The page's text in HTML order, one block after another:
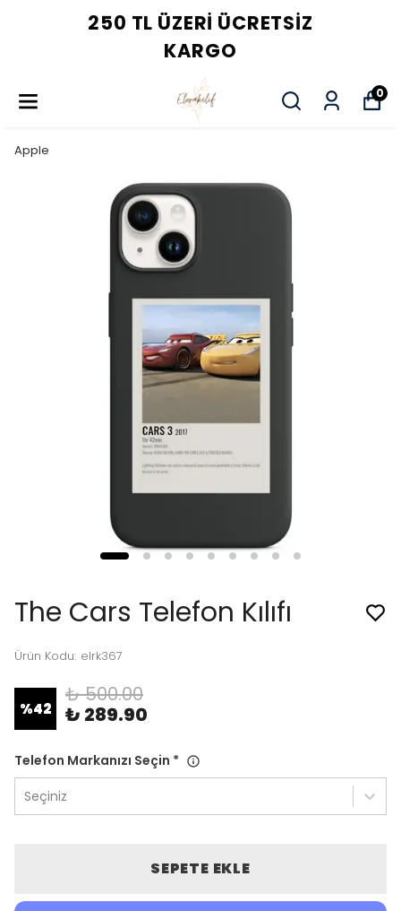
250 TL ÜZERI ÜCRETSIZ
KARGO
0
Apple
The Cars Telefon Kılıfı
Ürün Kodu: elrk367
%42
₺ 500.00
₺ 289.90
Telefon Markanızı Seçin *
Seçiniz
SEPETE EKLE